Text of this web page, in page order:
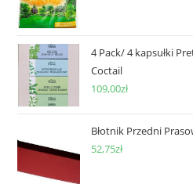
4 Pack/ 4 kapsułki
Coctail
109,00zł
Błotnik Przedni
52,75zł